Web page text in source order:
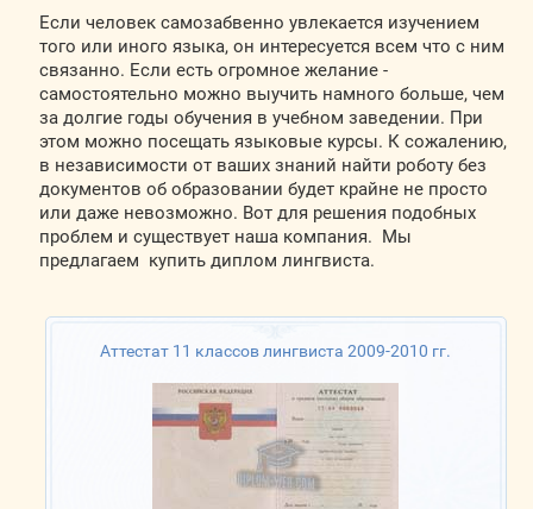
Если человек самозабвенно увлекается изучением
того или иного языка, он интересуется всем что с ним
связанно. Если есть огромное желание -
самостоятельно можно выучить намного больше, чем
за долгие годы обучения в учебном заведении. При
этом можно посещать языковые курсы. К сожалению,
в независимости от ваших знаний найти роботу без
документов об образовании будет крайне не просто
или даже невозможно. Вот для решения подобных
проблем и существует наша компания. Мы
предлагаем купить диплом лингвиста.
Аттестат 11 классов лингвиста 2009-2010 гг.